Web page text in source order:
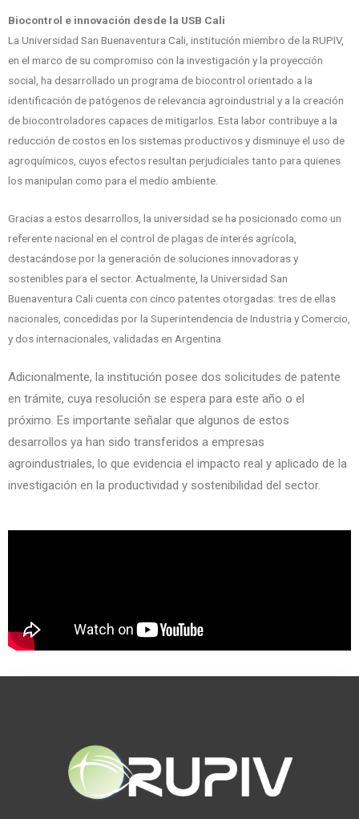
Biocontrol e innovación desde la USB Cali
La Universidad San Buenaventura Cali, institución miembro de la RUPIV,
en el marco de su compromiso con la investigación y la proyección
social, ha desarrollado un programa de biocontrol orientado a la
identificación de patógenos de relevancia agroindustrial y a la creación
de biocontroladores capaces de mitigarlos. Esta labor contribuye a la
reducción de costos en los sistemas productivos y disminuye el uso de
agroquímicos, cuyos efectos resultan perjudiciales tanto para quienes
los manipulan como para el medio ambiente.
Gracias a estos desarrollos, la universidad se ha posicionado como un
referente nacional en el control de plagas de interés agrícola,
destacándose por la generación de soluciones innovadoras y
sostenibles para el sector. Actualmente, la Universidad San
Buenaventura Cali cuenta con cinco patentes otorgadas: tres de ellas
nacionales, concedidas por la Superintendencia de Industria y Comercio,
y dos internacionales, validadas en Argentina.
Adicionalmente, la institución posee dos solicitudes de patente
en trámite, cuya resolución se espera para este año o el
próximo. Es importante señalar que algunos de estos
desarrollos ya han sido transferidos a empresas
agroindustriales, lo que evidencia el impacto real y aplicado de la
investigación en la productividad y sostenibilidad del sector.